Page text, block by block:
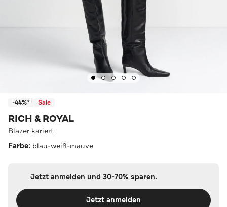
-44%* Sale
RICH & ROYAL
Blazer kariert
Farbe: blau-weiß-mauve
Jetzt anmelden und 30-70% sparen.
Jetzt anmelden